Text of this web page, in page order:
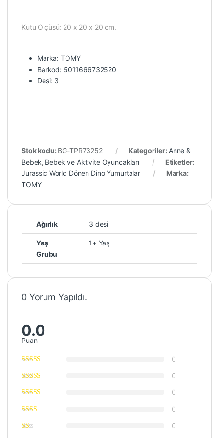
Kutu Ölçüsü: 20 x 20 x 20 cm.
Marka: TOMY
Barkod: 5011666732520
Desi: 3
Stok kodu: BG-TPR73252 Kategoriler: Anne &
Bebek, Bebek ve Aktivite Oyuncakları
Etiketler:
Jurassic World Dönen Dino Yumurtalar
Marka:
TOMY
Ağırlık 3 desi
Yaş
Grubu
1+ Yaş
0 Yorum Yapıldı.
0.0
Puan
0
0
0
0
0